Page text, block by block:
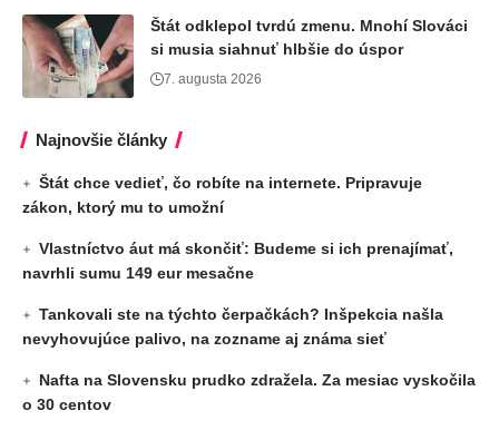
Štát odklepol tvrdú zmenu. Mnohí Slováci
si musia siahnuť hlbšie do úspor
7. augusta 2026
Najnovšie články
Štát chce vedieť, čo robíte na internete. Pripravuje
zákon, ktorý mu to umožní
Vlastníctvo áut má skončiť: Budeme si ich prenajímať,
navrhli sumu 149 eur mesačne
Tankovali ste na týchto čerpačkách? Inšpekcia našla
nevyhovujúce palivo, na zozname aj známa sieť
Nafta na Slovensku prudko zdražela. Za mesiac vyskočila
o 30 centov